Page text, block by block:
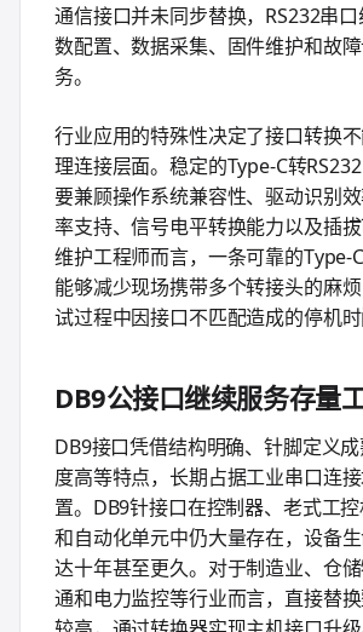
通信接口并未同步替换，RS232串
数配置、数据采集、固件维护和故
务。
行业应用的特殊性决定了接口转换
理连接层面。稳定的Type-C转
要兼顾操作系统兼容性、驱动识别
率支持、信号电平转换能力以及插
维护工程师而言，一条可靠的Type-
能够减少现场携带多个转接头的麻
试过程中因接口不匹配造成的停机时
DB9公接口继续服务存量
DB9接口凭借结构明确、针脚定义
度高等特点，长期占据工业串口连
置。DB9针接口在控制器、老式工
和自动化单元中仍大量存在，设备
达十年甚至更久。对于制造业、仓
通和电力监控等行业而言，直接替